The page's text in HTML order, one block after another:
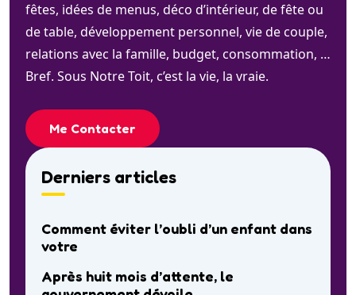
fêtes, idées de menus, déco d’intérieur, de fête ou
de table, développement personnel, vie de couple,
relations avec la famille, budget, consommation, …
Bref. Sous Notre Toit, c’est la vie, la vraie.
Me Contacter
Derniers articles
Comment éviter l’oubli d’un enfant dans
votre
Après huit mois d’attente, le